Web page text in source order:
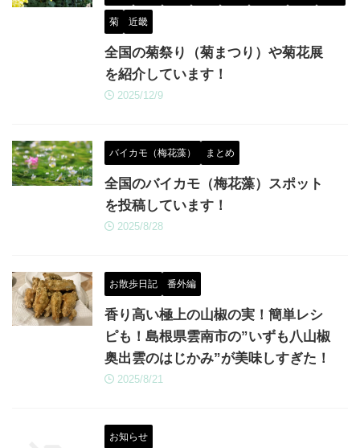
菊 近畿
全国の菊祭り（菊まつり）や菊花展
を紹介しています！
2025/12/9
バイカモ（梅花藻） まとめ
全国のバイカモ（梅花藻）スポット
を投稿しています！
2025/8/28
お散歩日記 番外編
香り高い極上の山椒の実！簡単レシ
ピも！島根県雲南市の”いずも八山椒
奥出雲のはじかみ”が美味しすぎた！
2025/8/21
お知らせ